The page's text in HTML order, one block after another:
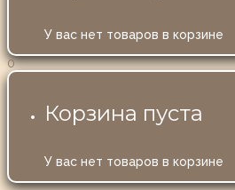
У вас нет товаров в корзине
0
Корзина пуста
У вас нет товаров в корзине